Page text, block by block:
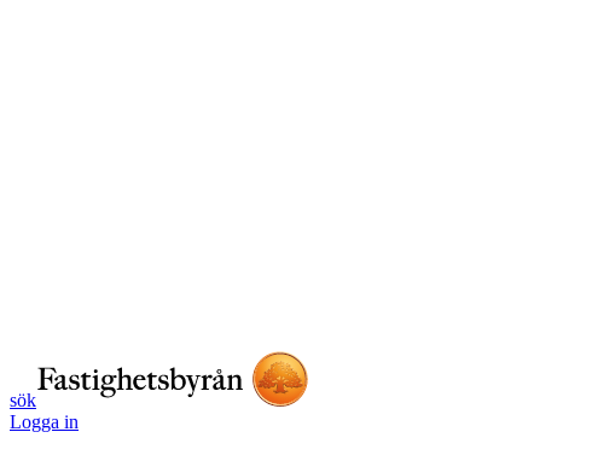
sök
Logga in